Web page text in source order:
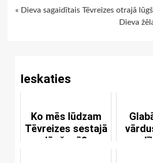
Continue
« Dieva sagaidītais Tēvreizes otrajā
Dieva
Ieskaties
Ko mēs lūdzam
Tēvreizes sestajā
lūgšanā?